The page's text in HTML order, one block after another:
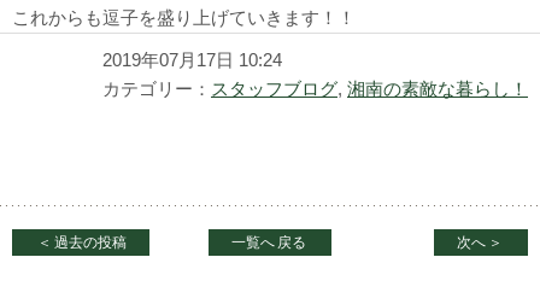
これからも逗子を盛り上げていきます！！
2019年07月17日 10:24
カテゴリー： スタッフブログ, 湘南の素敵な暮らし！
＜ 過去の投稿 一覧へ 戻る 次へ ＞